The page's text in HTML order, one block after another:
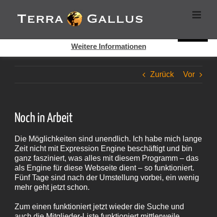
Inhalt
springen
Zurück Vor
Noch in Arbeit
Die Möglichkeiten sind unendlich. Ich habe mich lange
Zeit nicht mit Expression Engine beschäftigt und bin
ganz fasziniert, was alles mit diesem Programm – das
als Engine für diese Webseite dient – so funktioniert.
Fünf Tage sind nach der Umstellung vorbei, ein wenig
mehr geht jetzt schon.
Zum einen funktioniert jetzt wieder die Suche und
Cookies helfen auf auf dieser Seite bei der Bereitstellung der
Dienste. Durch die Nutzung dieser Webseite erklären Sie sich
Weitere Informationen